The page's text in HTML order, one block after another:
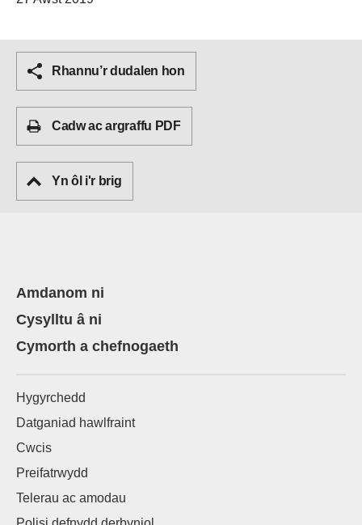
Rhannu’r dudalen hon
Cadw ac argraffu PDF
Yn ôl i'r brig
Amdanom ni
Cysylltu â ni
Cymorth a chefnogaeth
Hygyrchedd
Datganiad hawlfraint
Cwcis
Preifatrwydd
Telerau ac amodau